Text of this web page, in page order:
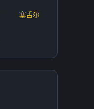
塞舌尔